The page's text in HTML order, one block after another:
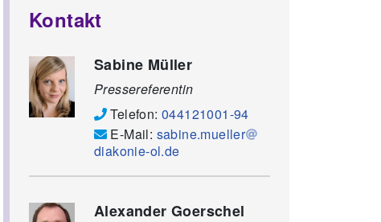
Kontakt
Sabine Müller
Pressereferentin
Telefon:044121001-94
E-Mail: sabine.mueller
diakonie-ol.de
Alexander Goerschel